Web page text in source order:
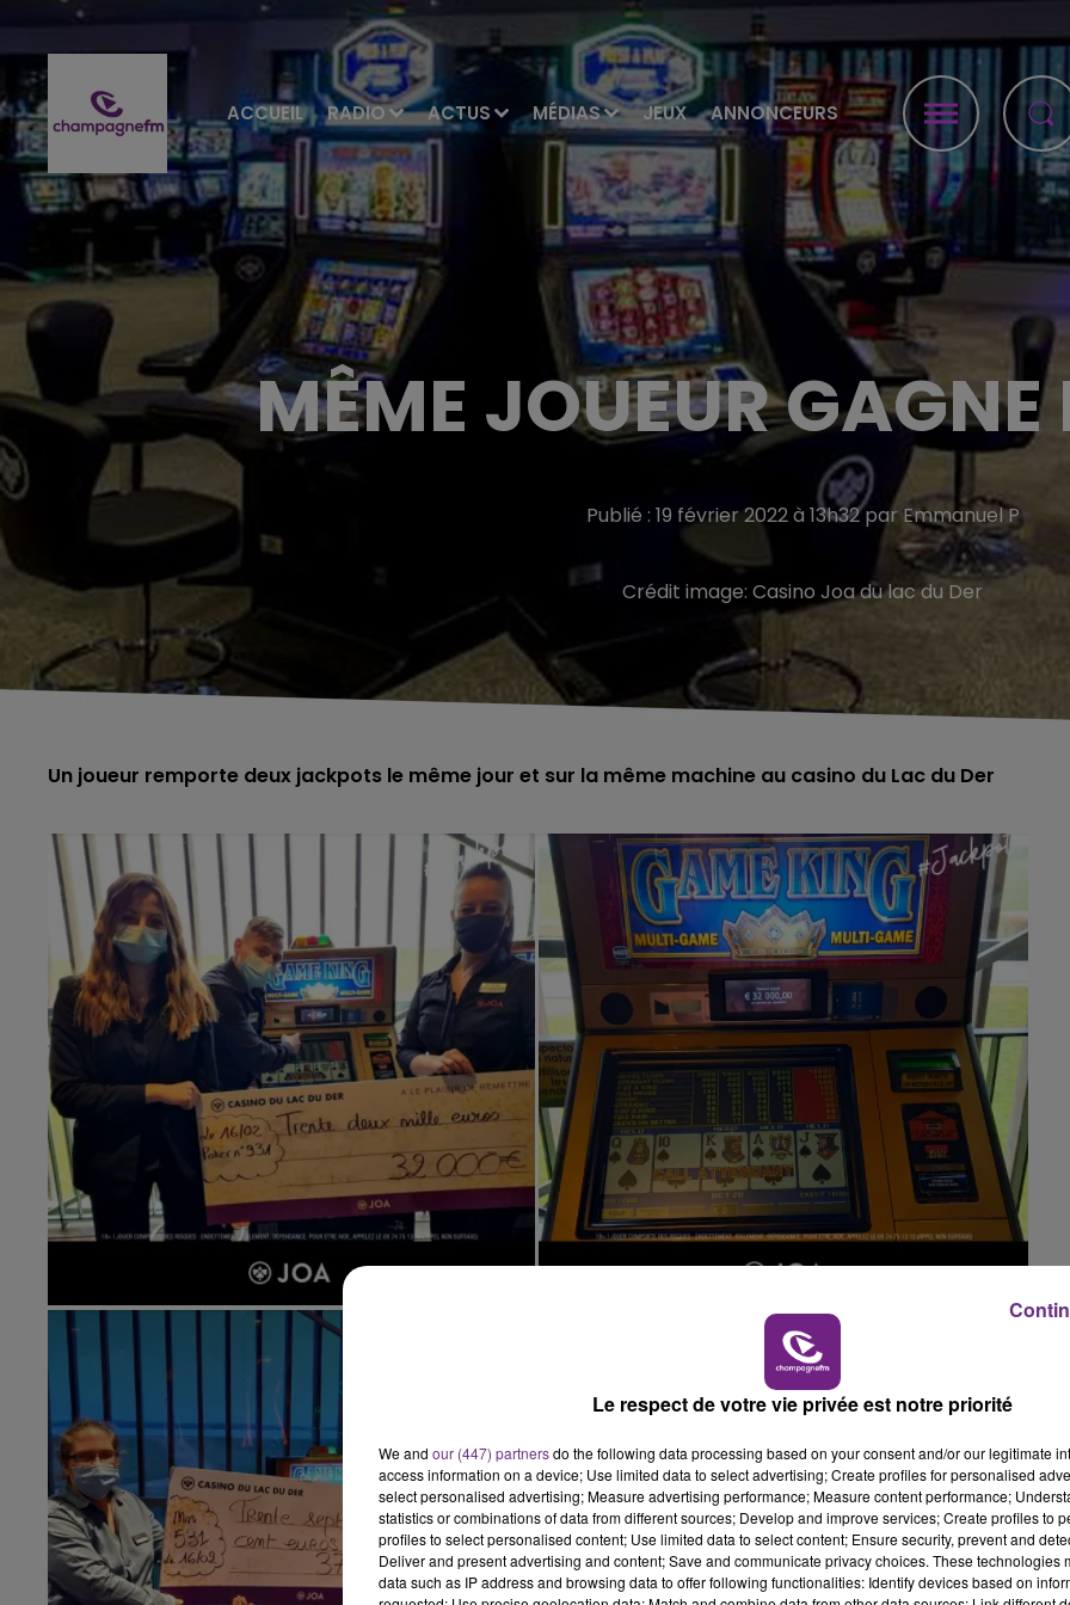
ACCUEIL RADIO ACTUS MÉDIAS JEUX ANNONCEURS
14h00 - 15h00
LA RADIO POP
15h00 - 19h00
LE CLUB CHAMPAGNE FM
MÊME JOUEUR GAGNE
Publié : 19 février 2022 à 13h32 par Emmanuel P
Crédit image: Casino Joa du lac du Der
Un joueur remporte deux jackpots le même jour et sur la même machine au casino du Lac du Der
Le Club Champagne FM
19h00 - 19h15
LA POP MACHINE - CHAMPAGNE FM
Le respect de votre vie privée est notre priorité
We and our (447) partnersdo the following data processing based on your consent and/or our legitimate
access information on a device; Use limited data to select advertising; Create profiles for personalised
select personalised advertising; Measure advertising performance; Measure content performance;
statistics or combinations of data from different sources; Develop and improve services; Create profiles to
profiles to select personalised content; Use limited data to select content; Ensure security, prevent and
Deliver and present advertising and content; Save and communicate privacy choices. These technologies
data such as IP address and browsing data to offer following functionalities: Identify devices based on